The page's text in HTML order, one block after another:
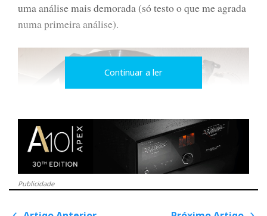
uma análise mais demorada (só testo o que me agrada
numa primeira análise).
Continuar a ler
Publicidade